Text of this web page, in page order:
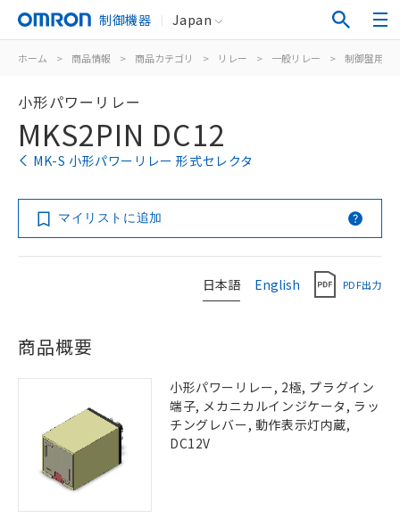
制御機器 Japan
ホーム > 商品情報 > 商品カテゴリ > リレー > 一般リレー > 制御盤用
小形パワーリレー
MKS2PIN DC12
MK-S 小形パワーリレー 形式セレクタ
マイリストに追加
日本語 English PDF出力
商品概要
小形パワーリレー, 2極, プラグイン
端子, メカニカルインジケータ, ラッ
チングレバー, 動作表示灯内蔵,
DC12V